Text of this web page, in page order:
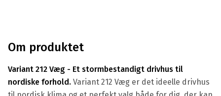
Om produktet
Variant 212 Væg - Et stormbestandigt drivhus til
nordiske forhold. Variant 212 Væg er det ideelle drivhus